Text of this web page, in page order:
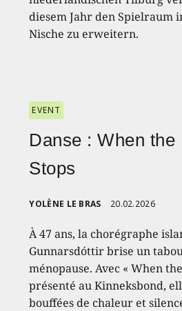
diesem Jahr den Spielraum
Nische zu erweitern.
EVENT
Danse : When the
Stops
YOLÈNE LE BRAS 20.02.2026
À 47 ans, la chorégraphe
Gunnarsdóttir brise un
ménopause. Avec « When
présenté au Kinneksbond,
bouffées de chaleur et